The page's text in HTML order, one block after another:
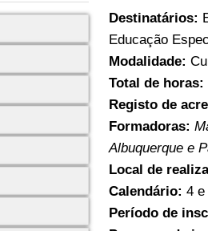
Destinatários:
Educação
Modalidade:
Total de horas:
Registo de
Formadoras:
Albuquerque e
Local de
Calendário: 4 e
Período de